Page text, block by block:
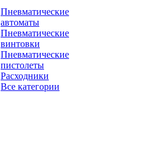
Пневматические
автоматы
Пневматические
винтовки
Пневматические
пистолеты
Расходники
Все категории